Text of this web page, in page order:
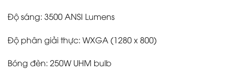
Độ sáng: 3500 ANSI Lumens
Độ phân giải thực: WXGA (1280 x 800)
Bóng đèn: 250W UHM bulb